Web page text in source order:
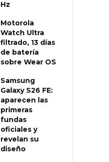
Hz
Motorola
Watch Ultra
filtrado, 13 días
de batería
sobre Wear OS
Samsung
Galaxy S26 FE:
aparecen las
primeras
fundas
oficiales y
revelan su
diseño